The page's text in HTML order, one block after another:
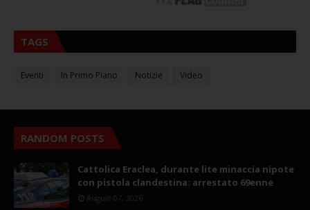
TAGS
Eventi In Primo Piano Notizie Video
RANDOM POSTS
Cattolica Eraclea, durante lite minaccia nipote
con pistola clandestina: arrestato 69enne
August 07, 2026